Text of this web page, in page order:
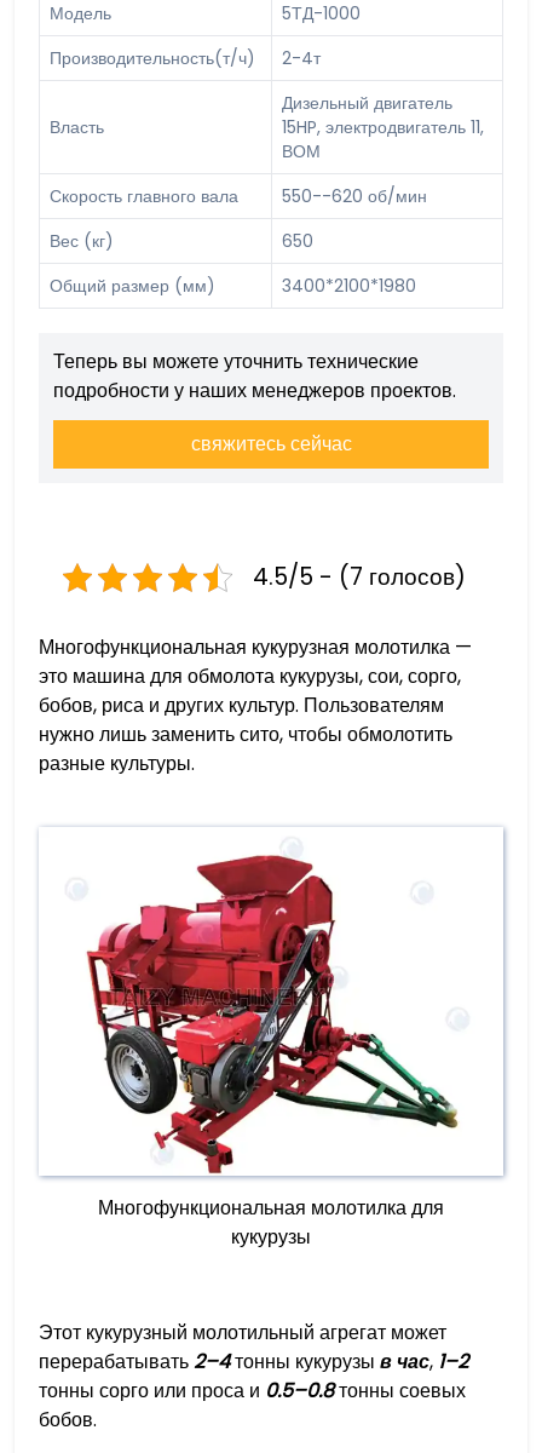
Модель
5ТД-1000
Производительность(т/ч)
2-4т
Власть
Дизельный двигатель
15HP, электродвигатель 11,
ВОМ
Скорость главного вала
550--620 об/мин
Вес (кг)
650
Общий размер (мм)
3400*2100*1980
Теперь вы можете уточнить технические
подробности у наших менеджеров проектов.
свяжитесь сейчас
4.5/5 - (7 голосов)
Многофункциональная кукурузная молотилка —
это машина для обмолота кукурузы, сои, сорго,
бобов, риса и других культур. Пользователям
нужно лишь заменить сито, чтобы обмолотить
разные культуры.
Многофункциональная молотилка для
кукурузы
Этот кукурузный молотильный агрегат может
перерабатывать2–4тонны кукурузы в час, 1–2
тонны сорго или проса и 0.5–0.8тонны соевых
бобов.